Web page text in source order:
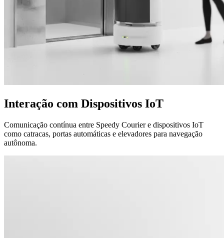
Interação com Dispositivos IoT
Comunicação contínua entre Speedy Courier e dispositivos IoT
como catracas, portas automáticas e elevadores para navegação
autônoma.